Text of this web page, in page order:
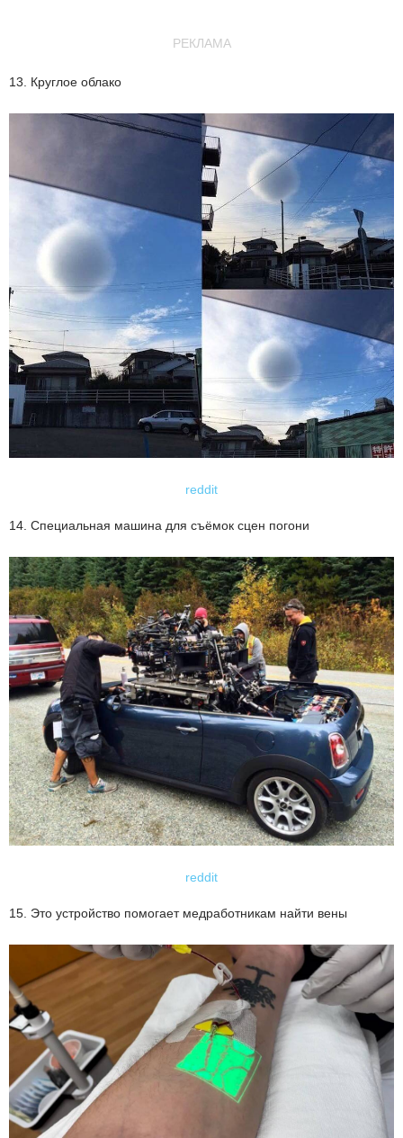
РЕКЛАМА
13. Круглое облако
reddit
14. Специальная машина для съёмок сцен погони
reddit
15. Это устройство помогает медработникам найти вены